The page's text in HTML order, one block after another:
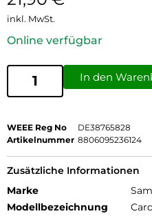
inkl. MwSt.
Online verfügbar
In den
WEEE Reg No
DE38765828
Artikelnummer 8806095236124
Zusätzliche Informationen
Marke
Modellbezeichnung